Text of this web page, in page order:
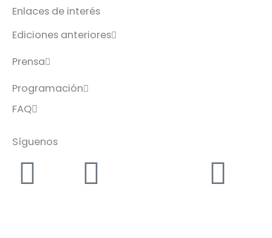
Enlaces de interés
Ediciones anteriores
Prensa
Programación
FAQ
Síguenos
Facebook-
Instagram
Icon-